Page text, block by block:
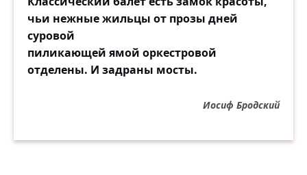
чьи нежные жильцы от прозы дней
суровой
пиликающей ямой оркестровой
отделены. И задраны мосты.
Иосиф Бродский